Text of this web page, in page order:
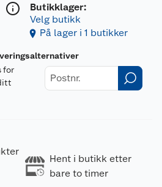
Butikklager:
Velg butikk
På lager i 1 butikker
for
Hent i butikk etter
bare to timer